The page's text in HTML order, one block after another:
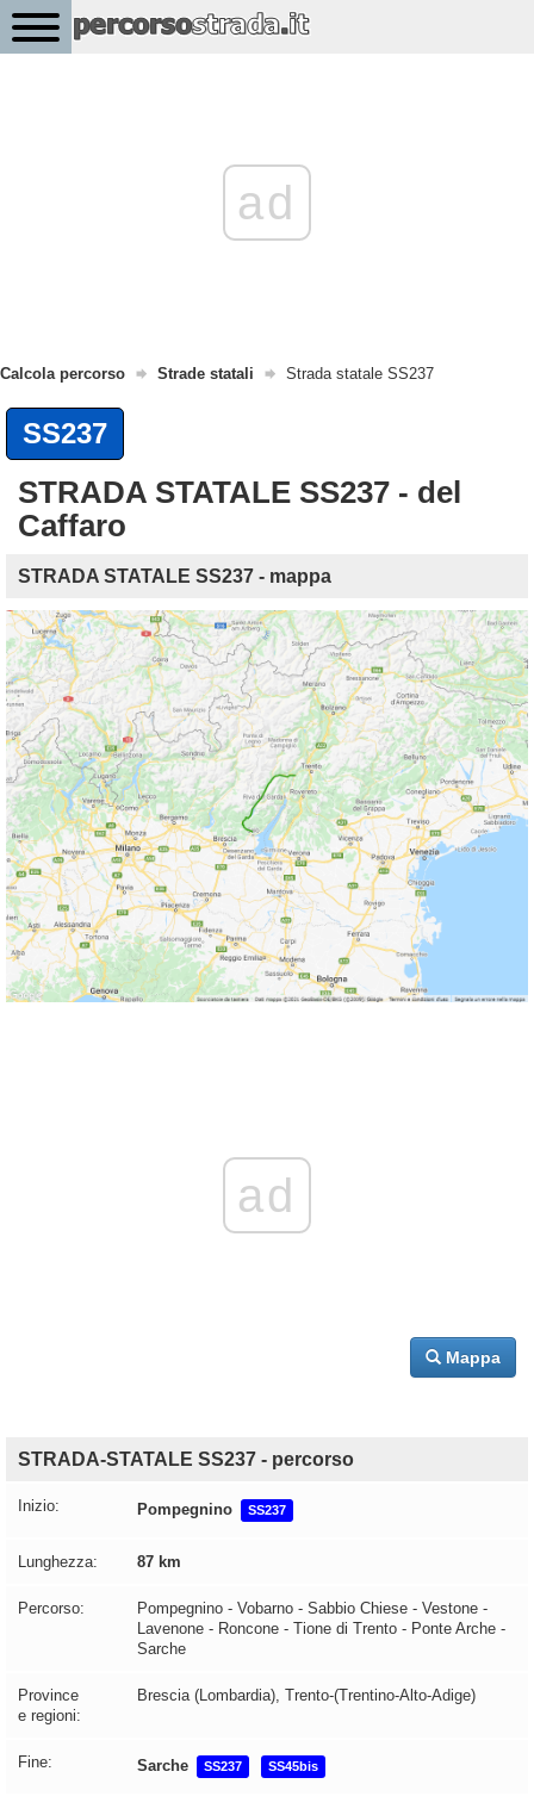
ad
Calcola percorso Strade statali Strada statale SS237
SS237
STRADA STATALE SS237 - del
Caffaro
STRADA STATALE SS237 - mappa
ad
Mappa
STRADA-STATALE SS237 - percorso
Inizio: Pompegnino SS237
Lunghezza: 87 km
Percorso:
Pompegnino - Vobarno - Sabbio Chiese - Vestone -
Lavenone - Roncone - Tione di Trento - Ponte Arche -
Sarche
Province
e regioni:
Brescia (Lombardia), Trento-(Trentino-Alto-Adige)
Fine: Sarche SS237 SS45bis